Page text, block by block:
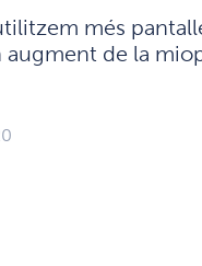
més
de la